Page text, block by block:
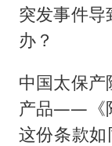
突发事件导
办？
中国太保
产品——《
这份条款如